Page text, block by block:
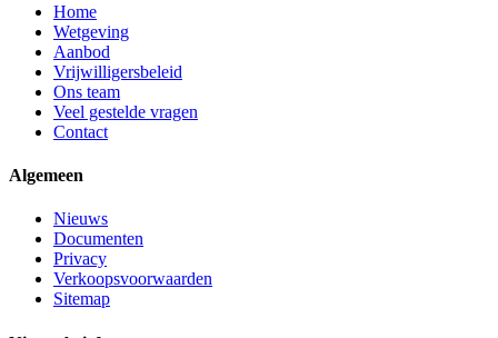
Home
Wetgeving
Aanbod
Vrijwilligersbeleid
Ons team
Veel gestelde vragen
Contact
Algemeen
Nieuws
Documenten
Privacy
Verkoopsvoorwaarden
Sitemap